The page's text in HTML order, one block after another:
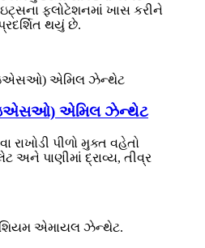
ફ્લોટેશનમાં ખાસ કરીને
થયું છે.
એમિલ ઝેન્થેટ
રાખોડી પીળો મુક્ત વહેતો
અને પાણીમાં દ્રાવ્ય, તીવ્ર